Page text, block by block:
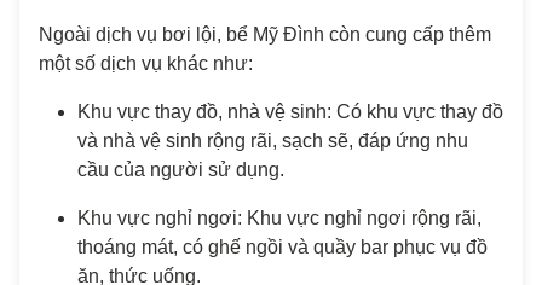
Ngoài dịch vụ bơi lội, bể Mỹ Đình còn cung cấp thêm
một số dịch vụ khác như:
Khu vực thay đồ, nhà vệ sinh: Có khu vực thay đồ
và nhà vệ sinh rộng rãi, sạch sẽ, đáp ứng nhu
cầu của người sử dụng.
Khu vực nghỉ ngơi: Khu vực nghỉ ngơi rộng rãi,
thoáng mát, có ghế ngồi và quầy bar phục vụ đồ
ăn, thức uống.